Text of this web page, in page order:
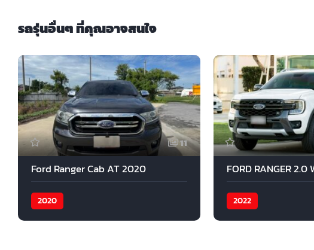
รถรุ่นอื่นๆ ที่คุณอาจสนใจ
11
Ford Ranger Cab AT 2020
2020 2022